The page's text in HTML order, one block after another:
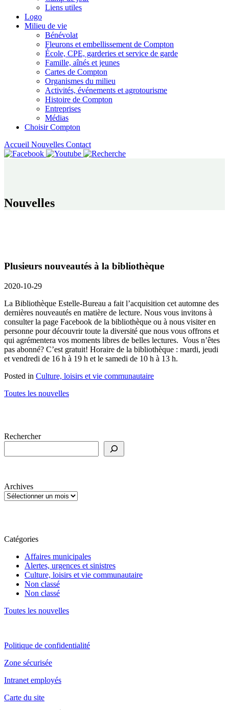
Liens utiles
Logo
Milieu de vie
Bénévolat
Fleurons et embellissement de Compton
École, CPE, garderies et service de garde
Famille, aînés et jeunes
Cartes de Compton
Organismes du milieu
Activités, événements et agrotourisme
Histoire de Compton
Entreprises
Médias
Choisir Compton
Accueil Nouvelles Contact
Nouvelles
Plusieurs nouveautés à la bibliothèque
2020-10-29
La Bibliothèque Estelle-Bureau a fait l’acquisition cet automne des
dernières nouveautés en matière de lecture. Nous vous invitons à
consulter la page Facebook de la bibliothèque ou à nous visiter en
personne pour découvrir toute la diversité que nous vous offrons et
qui agrémentera vos moments libres de belles lectures. Vous n’êtes
pas abonné? C’est gratuit! Horaire de la bibliothèque : mardi, jeudi
et vendredi de 16 h à 19 h et le samedi de 10 h à 13 h.
Posted in Culture, loisirs et vie communautaire
Toutes les nouvelles
Rechercher
Archives
Catégories
Affaires municipales
Alertes, urgences et sinistres
Culture, loisirs et vie communautaire
Non classé
Non classé
Toutes les nouvelles
Politique de confidentialité
Zone sécurisée
Intranet employés
Carte du site